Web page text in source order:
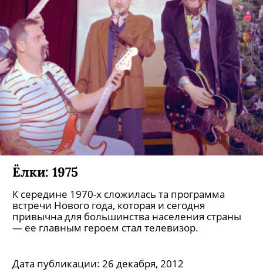
Спецпроект: Новый год 2013